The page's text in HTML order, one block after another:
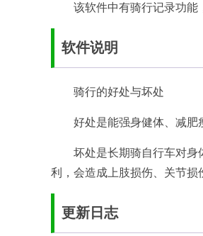
该软件中有骑行记录功能
软件说明
骑行的好处与坏处
好处是能强身健体、减肥
坏处是长期骑自行车对身
利，会造成上肢损伤、关节损
更新日志